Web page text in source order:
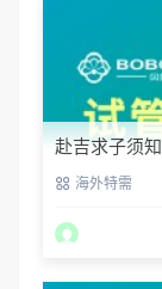
赴吉求子须
海外特需